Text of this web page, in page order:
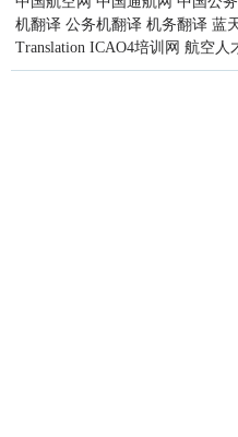
机翻译 公务机翻译 机务翻译 蓝
Translation ICAO4培训网 航空人